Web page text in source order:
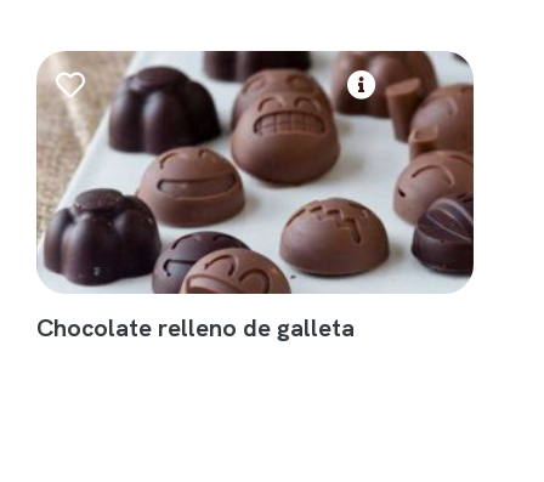
Chocolate relleno de galleta